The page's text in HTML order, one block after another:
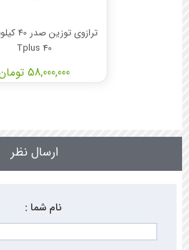
ترازوی
Tplus 40
58,000,000 تومان
ارسال نظر
نام شما :